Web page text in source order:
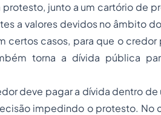
junto a um cartório de
a valores devidos no âmbito
certos casos, para que o
torna a dívida pública
deve pagar a dívida dentro
impedindo o protesto. No